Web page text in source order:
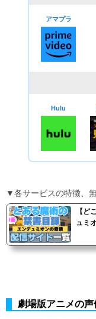
アマプラ
Hulu
▼各サービスの特徴、
【ど
ュミ
劇場版アニメの声